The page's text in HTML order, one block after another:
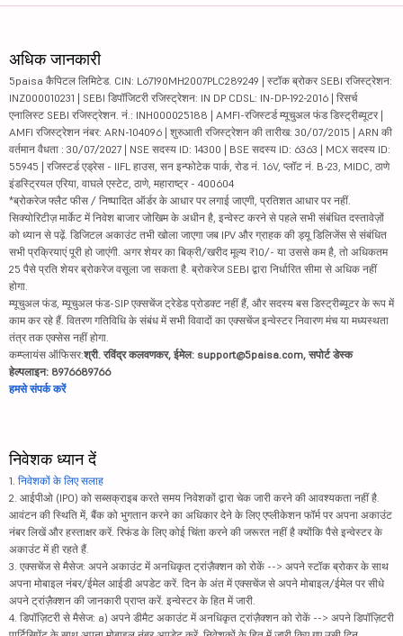
मल्टी कमोडिट...
रेल विकास नि... 233.38 48789.47
जेएसडब्ल्यू ... 564.4 103830.13
मोतिलाल ओस्व... 870 52386.76
इन्टरग्लोब ए... 5333 206673.3
लोधा डेवेलोप... 1218.7 120894.62
एन्जल वन लिम... 292 26697.95
वन 97 कम्युन... 1441.6 92387.28
पीबी फिनटेक ...
कल्याण ज्वेल... 606.3 62997.81
आईनोक्स विन्... 78 13471.61
अम्बर एन्टरप... 7435
अधिक जानकारी
5paisa कैपिटल लिमिटेड. CIN: L67190MH2007PLC289249 | स्टॉक ब्रोकर SEBI रजिस्ट्रेशन:
INZ000010231 | SEBI डिपॉजिटरी रजिस्ट्रेशन: IN DP CDSL: IN-DP-192-2016 | रिसर्च
एनालिस्ट SEBI रजिस्ट्रेशन. नं.: INH000025188 | AMFI-रजिस्टर्ड म्यूचुअल फंड डिस्ट्रीब्यूटर |
AMFI रजिस्ट्रेशन नंबर: ARN-104096 | शुरुआती रजिस्ट्रेशन की तारीख: 30/07/2015 | ARN की
वर्तमान वैधता : 30/07/2027 | NSE सदस्य ID: 14300 | BSE सदस्य ID: 6363 | MCX सदस्य ID:
55945 | रजिस्टर्ड एड्रेस - IIFL हाउस, सन इन्फोटेक पार्क, रोड नं. 16V, प्लॉट नं. B-23, MIDC, ठाणे
इंडस्ट्रियल एरिया, वाघले एस्टेट, ठाणे, महाराष्ट्र - 400604
*ब्रोकरेज फ्लैट फीस / निष्पादित ऑर्डर के आधार पर लगाई जाएगी, प्रतिशत आधार पर नहीं.
सिक्योरिटीज़ मार्केट में निवेश बाजार जोखिम के अधीन है, इन्वेस्ट करने से पहले सभी संबंधित दस्तावेज़ों
को ध्यान से पढ़ें. डिजिटल अकाउंट तभी खोला जाएगा जब IPV और ग्राहक की ड्यू डिलिजेंस से संबंधित
सभी प्रक्रियाएं पूरी हो जाएंगी. अगर शेयर का बिक्री/खरीद मूल्य ₹10/- या उससे कम है, तो अधिकतम
25 पैसे प्रति शेयर ब्रोकरेज वसूला जा सकता है. ब्रोकरेज SEBI द्वारा निर्धारित सीमा से अधिक नहीं
होगा.
म्यूचुअल फंड, म्यूचुअल फंड-SIP एक्सचेंज ट्रेडेड प्रोडक्ट नहीं हैं, और सदस्य बस डिस्ट्रीब्यूटर के रूप में
काम कर रहे हैं. वितरण गतिविधि के संबंध में सभी विवादों का एक्सचेंज इन्वेस्टर निवारण मंच या मध्यस्थता
तंत्र तक एक्सेस नहीं होगा.
कम्प्लायंस ऑफिसर:श्री. रविंद्र कलवणकर, ईमेल: support@5paisa.com, सपोर्ट डेस्क
हेल्पलाइन: 8976689766
हमसे संपर्क करें
निवेशक ध्यान दें
1. निवेशकों के लिए सलाह
2. आईपीओ (IPO) को सब्सक्राइब करते समय निवेशकों द्वारा चेक जारी करने की आवश्यकता नहीं है.
आवंटन की स्थिति में, बैंक को भुगतान करने का अधिकार देने के लिए एप्लीकेशन फॉर्म पर अपना अकाउंट
नंबर लिखें और हस्ताक्षर करें. रिफंड के लिए कोई चिंता करने की जरूरत नहीं है क्योंकि पैसे इन्वेस्टर के
अकाउंट में ही रहते हैं.
3. एक्सचेंज से मैसेज: अपने अकाउंट में अनधिकृत ट्रांज़ैक्शन को रोकें --> अपने स्टॉक ब्रोकर के साथ
अपना मोबाइल नंबर/ईमेल आईडी अपडेट करें. दिन के अंत में एक्सचेंज से अपने मोबाइल/ईमेल पर सीधे
अपने ट्रांज़ैक्शन की जानकारी प्राप्त करें. इन्वेस्टर के हित में जारी.
4. डिपॉज़िटरी से मैसेज: a) अपने डीमैट अकाउंट में अनधिकृत ट्रांज़ैक्शन को रोकें --> अपने डिपॉज़िटरी